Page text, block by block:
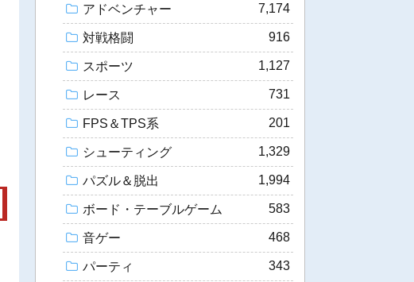
アドベンチャー 7,174
対戦格闘 916
スポーツ 1,127
レース 731
FPS＆TPS系 201
シューティング 1,329
パズル＆脱出 1,994
ボード・テーブルゲーム 583
音ゲー 468
パーティ 343